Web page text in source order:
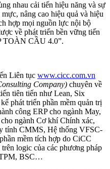
nhau cải tiến hiệu năng và sự
nâng cao hiệu quả và hiệu
hợp mọi nguồn lực nội bộ
về phát triển bền vững tiến
TOÀN CẦU 4.0”.
Liên tục www.cicc.com.vn
Company) chuyên về
tiên tiến như Lean, Six
phát triển phần mềm quản trị
công ERP cho ngành May,
ngành Cơ khí Chính xác,
tính CMMS, Hệ thống VFSC-
mềm tích hợp do CiCC
logic của các phương pháp
TPM, BSC…